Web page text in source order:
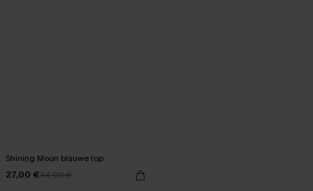
Shining Moon blauwe top
27,00 €34,00 €